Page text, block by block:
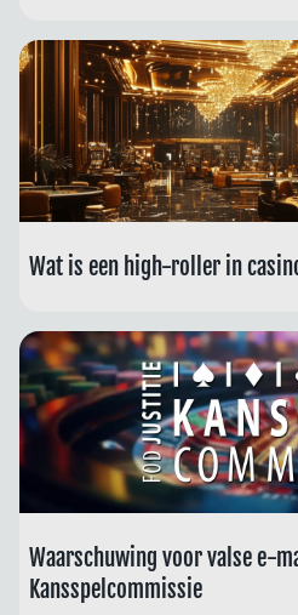
Wat is een high-roller in
Waarschuwing voor valse e-
Kansspelcommissie